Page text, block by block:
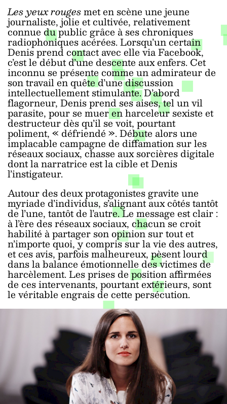
Les yeux rougesmet en scène une jeune
journaliste, jolie et cultivée, relativement
connue du public grâce à ses chroniques
radiophoniques acérées. Lorsqu’un certain
Denis prend contact avec elle via Facebook,
c’est le début d’une descente aux enfers. Cet
inconnu se présente comme un admirateur de
son travail en quête d’une discussion
intellectuellement stimulante. D’abord
flagorneur, Denis prend ses aises, tel un vil
parasite, pour se muer en harceleur sexiste et
destructeur dès qu’il se voit, pourtant
poliment, « défriendé ». Débute alors une
implacable campagne de diffamation sur les
réseaux sociaux, chasse aux sorcières digitale
dont la narratrice est la cible et Denis
l’instigateur.
Autour des deux protagonistes gravite une
myriade d’individus, s’alignant aux côtés tantôt
de l’une, tantôt de l’autre. Le message est clair :
à l’ère des réseaux sociaux, chacun se croit
habilité à partager son opinion sur tout et
n’importe quoi, y compris sur la vie des autres,
et ces avis, parfois malheureux, pèsent lourd
dans la balance émotionnelle des victimes de
harcèlement. Les prises de position affirmées
de ces intervenants, pourtant extérieurs, sont
le véritable engrais de cette persécution.